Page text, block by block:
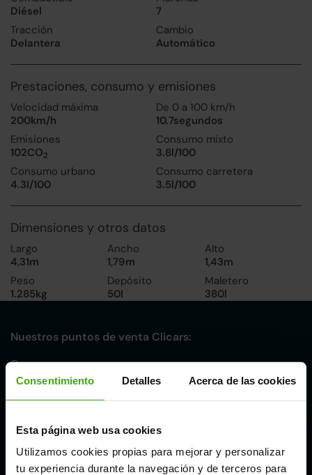
Consentimiento Detalles Acerca de las cookies
Esta página web usa cookies
Utilizamos cookies propias para mejorar y personalizar
tu experiencia durante la navegación y de terceros para
Diésel
7
Tracción
Delantera
Cambio
Automático
Prestaciones, consumo y emisiones
Velocidad máxima
200km/h
De 0 a 100 km/h
10.7segundos
Emisiones
102CO2
Consumo mixto
3.8l/100
Consumo urbano
4.3l/100
Consumo carretera
3.5l/100
Dimensiones y otros datos
Largo
4,31m
Ancho
1,79m
Alto
1,43m
Peso
1.285kg
Depósito
50l
Maletero
380l
Nuestros puntos de venta Clicars:
Alicante
Madrid